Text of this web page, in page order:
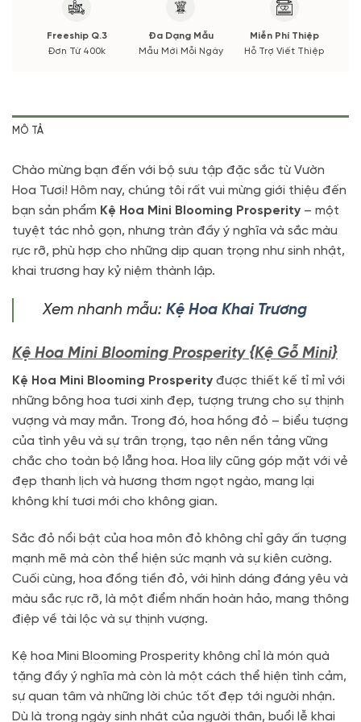
Nếu có thay đổi về Hoa phụ sẽ được thông báo đến Quý
Freeship Q.3
Đơn Từ 400k
Đa Dạng Mẫu
Mẫu Mới Mỗi Ngày
Miễn Phí Thiệp
Hỗ Trợ Viết Thiệp
MÔ TẢ
Chào mừng bạn đến với bộ sưu tập đặc sắc từ Vườn
Hoa Tươi! Hôm nay, chúng tôi rất vui mừng giới thiệu đến
bạn sản phẩm Kệ Hoa Mini Blooming Prosperity – một
tuyệt tác nhỏ gọn, nhưng tràn đầy ý nghĩa và sắc màu
rực rỡ, phù hợp cho những dịp quan trọng như sinh nhật,
khai trương hay kỷ niệm thành lập.
Xem nhanh mẫu: Kệ Hoa Khai Trương
Kệ Hoa Mini Blooming Prosperity {Kệ Gỗ Mini}
Kệ Hoa Mini Blooming Prosperity được thiết kế tỉ mỉ với
những bông hoa tươi xinh đẹp, tượng trưng cho sự thịnh
vượng và may mắn. Trong đó, hoa hồng đỏ – biểu tượng
của tình yêu và sự trân trọng, tạo nên nền tảng vững
chắc cho toàn bộ lẵng hoa. Hoa lily cũng góp mặt với vẻ
đẹp thanh lịch và hương thơm ngọt ngào, mang lại
không khí tươi mới cho không gian.
Sắc đỏ nổi bật của hoa môn đỏ không chỉ gây ấn tượng
mạnh mẽ mà còn thể hiện sức mạnh và sự kiên cường.
Cuối cùng, hoa đồng tiền đỏ, với hình dáng đáng yêu và
màu sắc rực rỡ, là một điểm nhấn hoàn hảo, mang thông
điệp về tài lộc và sự thịnh vượng.
Kệ hoa Mini Blooming Prosperity không chỉ là món quà
tặng đầy ý nghĩa mà còn là một cách thể hiện tình cảm,
sự quan tâm và những lời chúc tốt đẹp tới người nhận.
Dù là trong ngày sinh nhật của người thân, buổi lễ khai